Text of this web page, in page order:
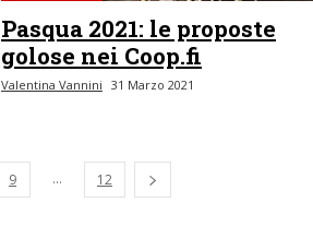
Pasqua 2021: le proposte
golose nei Coop.fi
Valentina Vannini 31 Marzo 2021
9 ... 12